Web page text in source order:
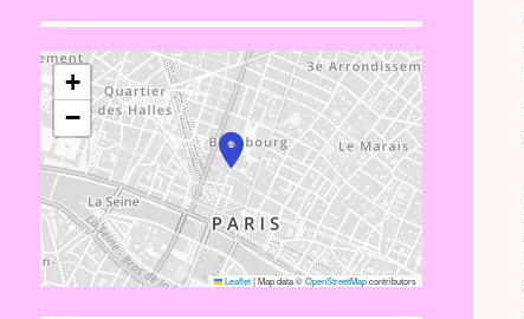
+
−
Leaflet|Map data ©OpenStreetMapcontributors